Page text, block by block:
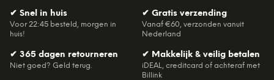
✔ Snel in huis
Voor 22:45 besteld, morgen in
huis!
✔ Gratis verzending
Vanaf €60, verzonden vanuit
Nederland
✔ 365 dagen retourneren
Niet goed? Geld terug.
✔ Makkelijk & veilig betalen
iDEAL, creditcard of achteraf met
Billink